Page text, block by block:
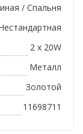
/ Спальня
2 х 20W
Металл
Золотой
11698711